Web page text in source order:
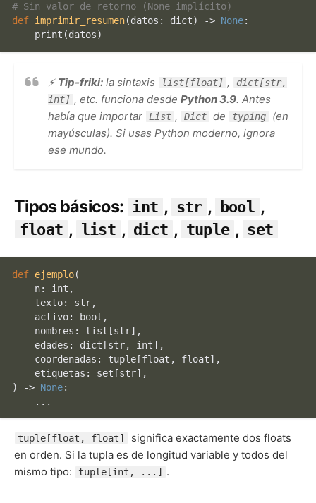
# Sin valor de retorno (None implícito)
def imprimir_resumen(datos: dict) -> None:
print
⚡Tip-friki: la sintaxis list[float] ,
dict[str,
int] , etc. funciona desdePython 3.9. Antes
había que importar List , Dict de typing
(en
mayúsculas). Si usas Python moderno, ignora
ese mundo.
Tipos básicos: int , str , bool ,
float , list , dict , tuple , set
def ejemplo(
    n:
int ,
    texto:
str,
    activo:
bool ,
    nombres:
list [str],
    edades:
dict [str, int],
    coordenadas:
tuple [float , float],
    etiquetas:
set [str
) -> None:
tuple[float, float]
significa exactamente dos floats
en orden. Si la tupla es de longitud variable y todos del
mismo tipo:
tuple[int, ...] .